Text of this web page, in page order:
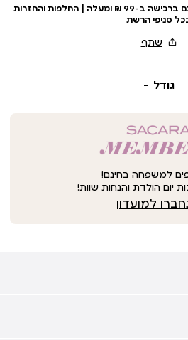
עלות משלוח 19 ₪ | משלוח חינם ברכישה ב-99 ₪ ומעלה | החלפות והחזרות
סניפי הרשת
גודל
למשפחה בחינם!
יום הולדת והנחות שוות!
למועדון